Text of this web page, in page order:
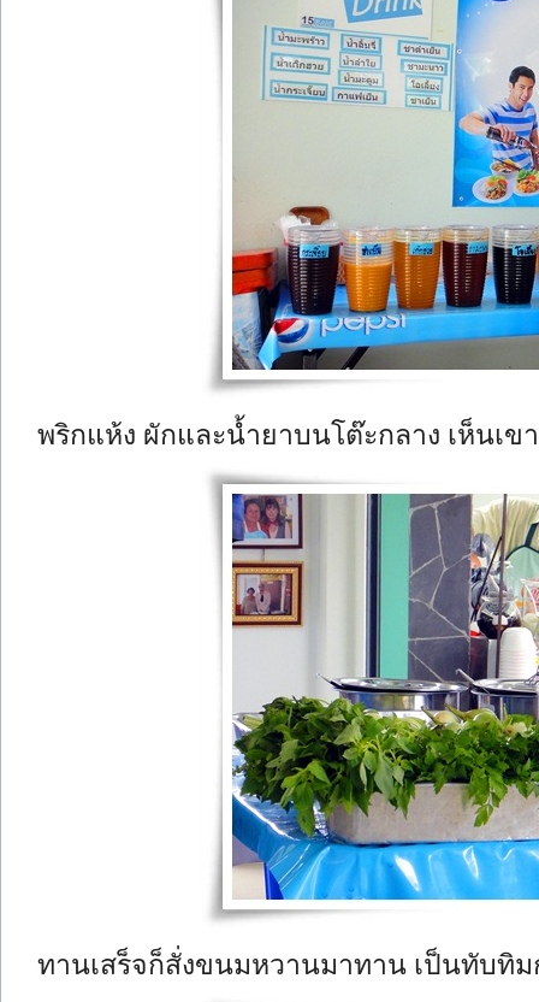
พริกแห้ง ผักและน้ำยาบนโต๊ะกลาง เห็นเข
ทานเสร็จก็สั่งขนมหวานมาทาน เป็นทับทิม